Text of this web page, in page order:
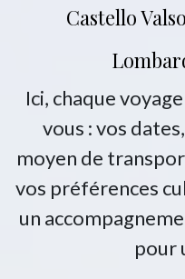
Castello
Ici, chaque
vous : vos
moyen de
vos préférences
un
pour